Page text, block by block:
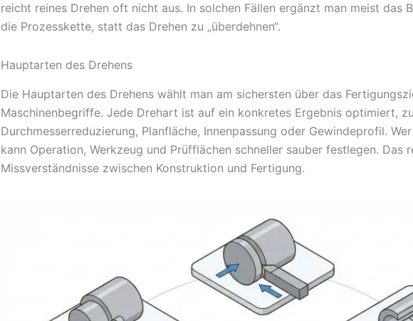
reicht reines Drehen oft nicht aus. In solchen Fällen ergänzt man meist das
die Prozesskette, statt das Drehen zu „überdehnen“.
Hauptarten des Drehens
Die Hauptarten des Drehens wählt man am sichersten über das
Maschinenbegriffe. Jede Drehart ist auf ein konkretes Ergebnis optimiert,
Durchmesserreduzierung, Planfläche, Innenpassung oder Gewindeprofil.
kann Operation, Werkzeug und Prüfflächen schneller sauber festlegen. Das
Missverständnisse zwischen Konstruktion und Fertigung.